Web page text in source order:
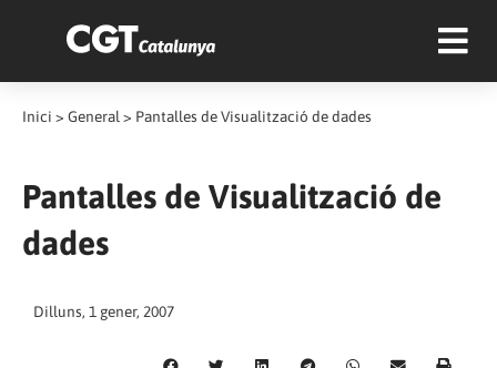
Inici > General > Pantalles de Visualització de dades
Pantalles de Visualització de
dades
Dilluns, 1 gener, 2007